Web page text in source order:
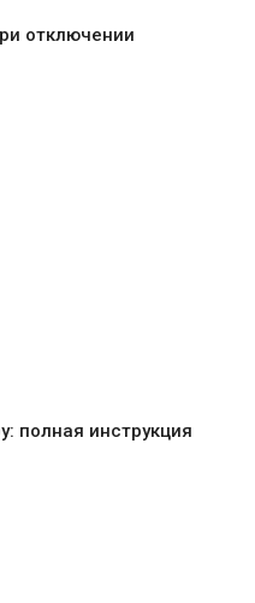
отключении
полная инструкция